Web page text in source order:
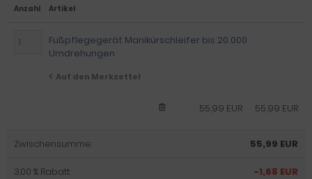
Anzahl Artikel
Fußpflegegerät Manikürschleifer bis 20.000
Umdrehungen
Auf den Merkzettel
55,99 EUR
55,99 EUR
Zwischensumme: 55,99 EUR
3.00 % Rabatt: -1,68 EUR